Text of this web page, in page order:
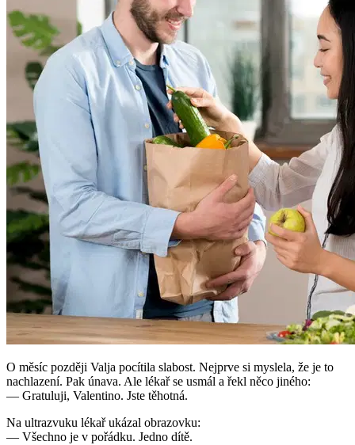
O měsíc později Valja pocítila slabost. Nejprve si myslela, že je to
nachlazení. Pak únava. Ale lékař se usmál a řekl něco jiného:
— Gratuluji, Valentino. Jste těhotná.
Na ultrazvuku lékař ukázal obrazovku:
— Všechno je v pořádku. Jedno dítě.